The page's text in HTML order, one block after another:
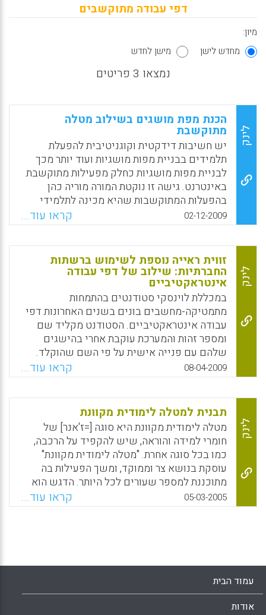
דפי עבודה מתוקשבים
מיון:
מחדש לישן
מישן לחדש
נמצאו 3 פריטים
לינק
הכנת מפת מושגים בשילוב מטלה
מתוקשבת
יש חשיבות דידקטית וקוגניטיבית להפעלת
תלמידים בבניית מפות מושגיות ועוד יותר מכך
לבניית מפות מושגיות כחלק מפעילות מתוקשבת
באינטרנט. גישה זו נוקטת המורה מוריה כהן
בהפעלות המתוקשבות שהיא מכינה לתלמידי
ביה"ס היסודי (כיתה ה') בו היא מלמדת בחיפה.
ברגע שהתלמיד יוצר מפה מושגית בתחילת
הפעילות הוא מפתח את היכולת שלו
המטא-קוגניטיבית שלו לקשור בין מושגים ולסווג
אותם. יש כאן פיתוח מיומנות של תכנון ויצירת
אנלוגיות כחלק מעבודת התלמיד באינטרנט
(להגיע למשמעות באמצעות הבנת המושגים
השזורים בטקסט האינטרנטי, מהכוללני ועד
הספציפי ביותר) .
WhatsApp
Facebook
Email
X
02-12-2009 קראו עוד...
לינק
זווית ראייה נוספת לשימוש ברשתות
החברתיות: שילוב של דפי עבודה
אינטראקטיביים
במכללת לוינסקי סטודנטים בהתמחות
מתמטיקה-מחשבים בונים בשנים האחרונות דפי
עבודה אינטראקטיביים. הסטודנט מקליד שם
ומספר זהות והמערכת עוקבת אחרי בהישגים
שלהם עם פנייה אישית על פי השם שהוקלד.
הסטודנטים שעבדו באתר המוזכר לעיל כבר
סיימו את לימודיהם במכללת לוינסקי, והם מורים
בבתי ספר שונים בארץ. הם זקוקים עדיין לעזרה
ולייעוץ, לנהל שיח עם עמיתים חדשים וותיקים
וללמוד מה עושים אחרים. הרשת החברתית יכולה
לספק לכך מענה וגם לאפשר למורים לשלב דפי
עבודה מתוקשבים ברשת המשותפת.
WhatsApp
Facebook
Email
X
08-04-2009 קראו עוד...
לינק
תבנית למטלה לימודית מקוונת
מטלה לימודית מקוונת היא סוגה [=ז'אנר] של
חומרי למידה והוראה, שיש להקפיד על הרכבה,
כמו בכל סוגה אחרת. "מטלה לימודית מקוונת"
עוסקת בנושא צר וממוקד, ומשך הפעילות בה
מתוכננת למספר שעורים לכל היותר. הדגש הוא
על "מטלה" ולאו דווקא על "פעילות", מתוך הבנה
שזו מטלה שעל התלמידים לעשות ולהגיש תוצר
WhatsApp
Facebook
Email
X
05-03-2005 קראו עוד...
עמוד הבית
אודות